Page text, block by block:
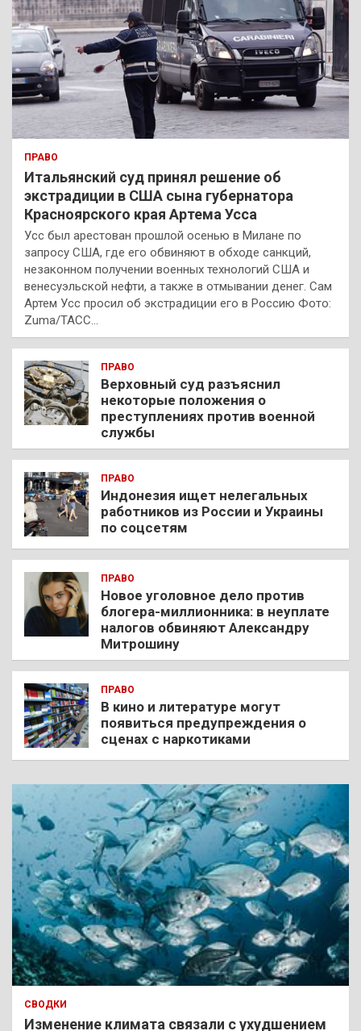
ПРАВО
Итальянский суд принял решение об
экстрадиции в США сына губернатора
Красноярского края Артема Усса
Усс был арестован прошлой осенью в Милане по
запросу США, где его обвиняют в обходе санкций,
незаконном получении военных технологий США и
венесуэльской нефти, а также в отмывании денег. Сам
Артем Усс просил об экстрадиции его в Россию Фото:
Zuma/ТАСС…
ПРАВО
Верховный суд разъяснил
некоторые положения о
преступлениях против военной
службы
ПРАВО
Индонезия ищет нелегальных
работников из России и Украины
по соцсетям
ПРАВО
Новое уголовное дело против
блогера-миллионника: в неуплате
налогов обвиняют Александру
Митрошину
ПРАВО
В кино и литературе могут
появиться предупреждения о
сценах с наркотиками
СВОДКИ
Изменение климата связали с ухудшением